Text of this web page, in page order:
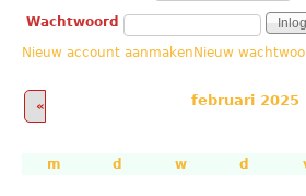
Wachtwoord
Nieuw account aanmakenNieuw
februari 2025
«
m d w d